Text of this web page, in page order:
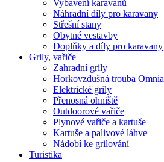
Vybavení karavanů
Náhradní díly pro karavany
Střešní stany
Obytné vestavby
Doplňky a díly pro karavany
Grily, vařiče
Zahradní grily
Horkovzdušná trouba Omnia
Elektrické grily
Přenosná ohniště
Outdoorové vařiče
Plynové vařiče a kartuše
Kartuše a palivové láhve
Nádobí ke grilování
Turistika